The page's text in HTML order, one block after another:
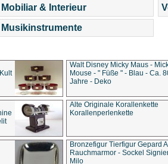
Mobiliar & Interieur
Musikinstrumente
Walt Disney Micky Maus -
Mouse - " Füße " - Blau - Ca.
Jahre - Deko
Alte Originale Korallenkette
Korallenperlenkette
Bronzefigur Tierfigur Gepard
Rauchmarmor - Sockel
Milo